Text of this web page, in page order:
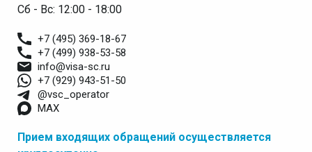
Сб - Вс: 12:00 - 18:00
+7 (495) 369-18-67
+7 (499) 938-53-58
info@visa-sc.ru
+7 (929) 943-51-50
@vsc_operator
MAX
Прием входящих обращений осуществляется